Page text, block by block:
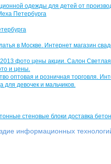
информационных